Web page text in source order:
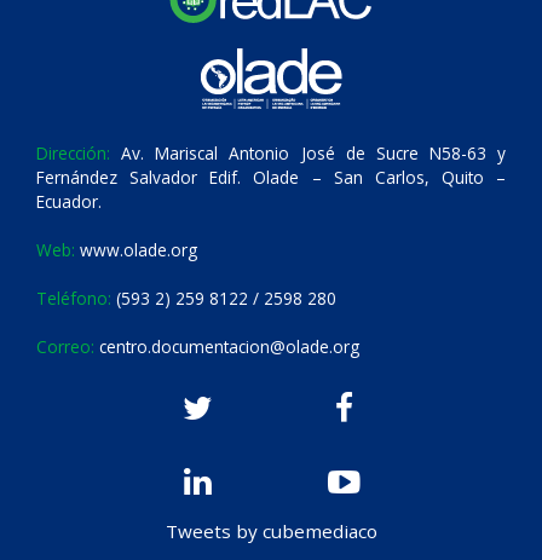
Dirección: Av. Mariscal Antonio José de Sucre N58-63 y
Fernández Salvador Edif. Olade – San Carlos, Quito –
Ecuador.
Web: www.olade.org
Teléfono: (593 2) 259 8122 / 2598 280
Correo: centro.documentacion@olade.org
Tweets by cubemediaco